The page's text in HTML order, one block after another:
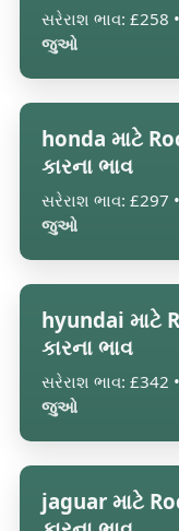
સરેરાશ ભાવ: £258
જુઓ
honda માટે
કારના ભાવ
સરેરાશ ભાવ: £297
જુઓ
hyundai માટે
કારના ભાવ
સરેરાશ ભાવ: £342
જુઓ
jaguar માટે